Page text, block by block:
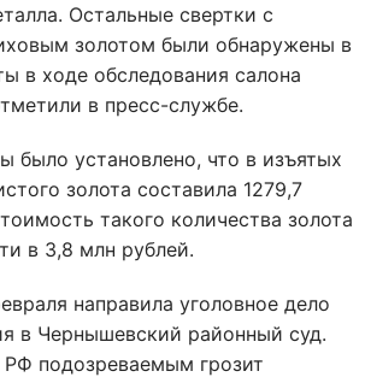
Остальные свертки с
золотом были обнаружены в
в ходе обследования салона
в пресс-службе.
было установлено, что в изъятых
золота составила 1279,7
такого количества золота
в 3,8 млн рублей.
направила уголовное дело
в Чернышевский районный суд.
РФ подозреваемым грозит